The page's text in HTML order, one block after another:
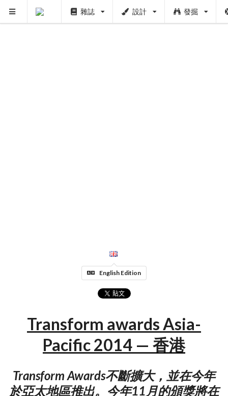
雜誌 設計 發掘
English Edition
Transform awards Asia-
Pacific 2014 — 香港
Transform Awards不斷擴大，並在今年
於亞太地區推出。今年11月的頒獎將在